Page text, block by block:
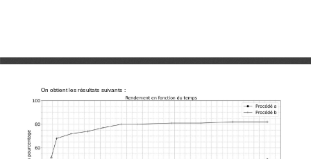
On obtient les résultats suivants :